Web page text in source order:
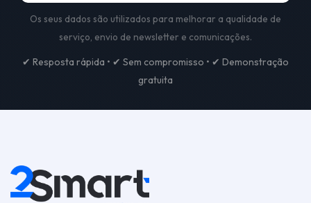
Os seus dados são utilizados para melhorar a qualidade de
serviço, envio de newsletter e comunicações.
✔ Resposta rápida • ✔ Sem compromisso • ✔ Demonstração
gratuita